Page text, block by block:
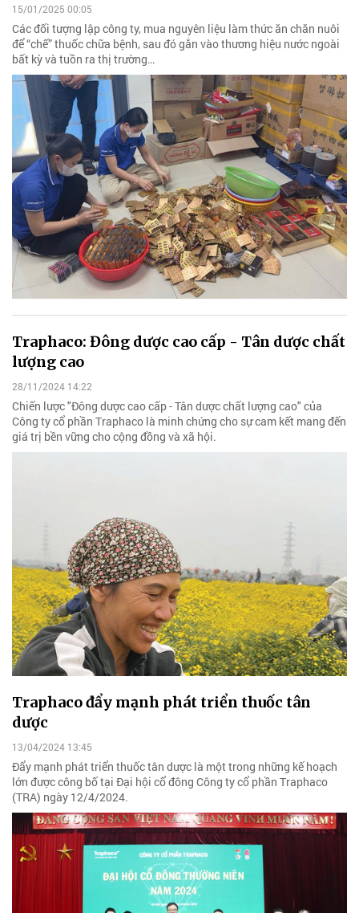
15/01/2025 00:05
Các đối tượng lập công ty, mua nguyên liệu làm thức ăn chăn nuôi
để “chế” thuốc chữa bệnh, sau đó gắn vào thương hiệu nước ngoài
bất kỳ và tuồn ra thị trường…
Traphaco: Đông dược cao cấp - Tân dược chất
lượng cao
28/11/2024 14:22
Chiến lược "Đông dược cao cấp - Tân dược chất lượng cao" của
Công ty cổ phần Traphaco là minh chứng cho sự cam kết mang đến
giá trị bền vững cho cộng đồng và xã hội.
Traphaco đẩy mạnh phát triển thuốc tân
dược
13/04/2024 13:45
Đẩy mạnh phát triển thuốc tân dược là một trong những kế hoạch
lớn được công bố tại Đại hội cổ đông Công ty cổ phần Traphaco
(TRA) ngày 12/4/2024.